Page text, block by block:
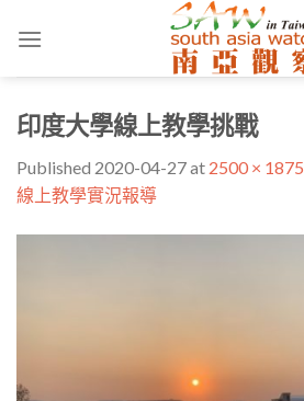
印度大學線上教學挑戰
Published 2020-04-27at 2500 × 1875
線上教學實況報導